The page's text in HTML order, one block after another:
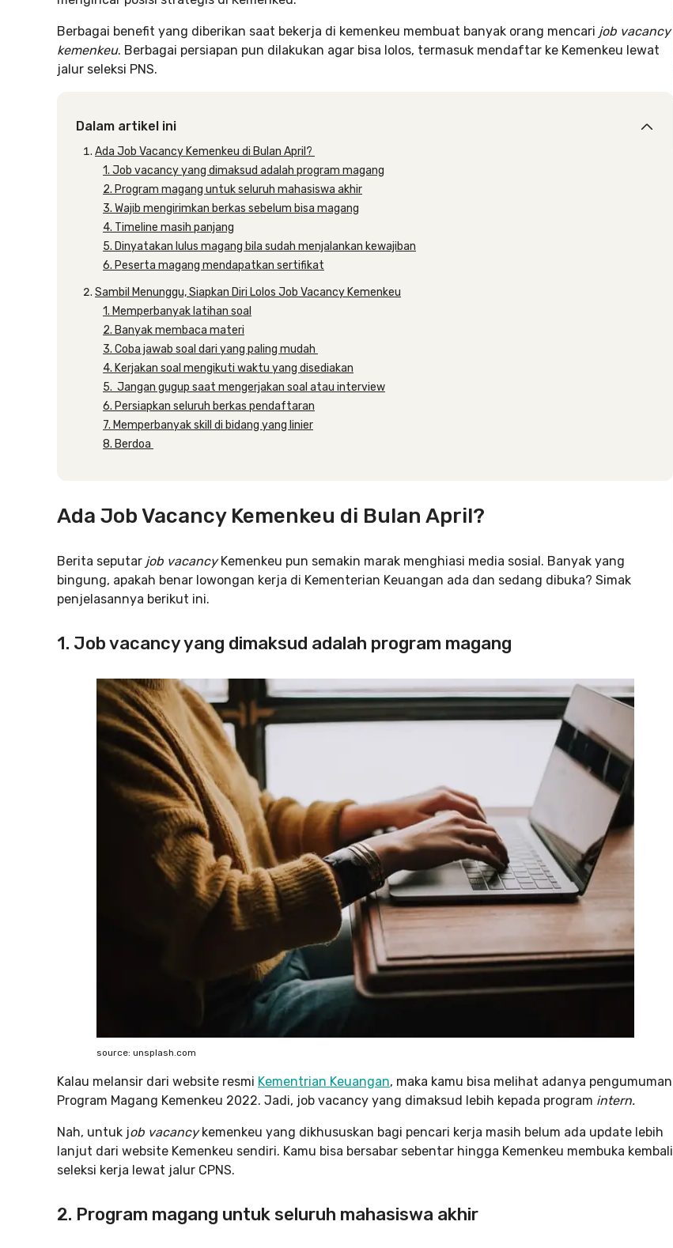
Berbagai benefit yang diberikan saat bekerja di kemenkeu membuat banyak orang mencari job vacancy
kemenkeu. Berbagai persiapan pun dilakukan agar bisa lolos, termasuk mendaftar ke Kemenkeu lewat
jalur seleksi PNS.
Dalam artikel ini
Ada Job Vacancy Kemenkeu di Bulan April?
1. Job vacancy yang dimaksud adalah program magang
2. Program magang untuk seluruh mahasiswa akhir
3. Wajib mengirimkan berkas sebelum bisa magang
4. Timeline masih panjang
5. Dinyatakan lulus magang bila sudah menjalankan kewajiban
6. Peserta magang mendapatkan sertifikat
Sambil Menunggu, Siapkan Diri Lolos Job Vacancy Kemenkeu
1. Memperbanyak latihan soal
2. Banyak membaca materi
3. Coba jawab soal dari yang paling mudah
4. Kerjakan soal mengikuti waktu yang disediakan
5. Jangan gugup saat mengerjakan soal atau interview
6. Persiapkan seluruh berkas pendaftaran
7. Memperbanyak skill di bidang yang linier
8. Berdoa
Ada Job Vacancy Kemenkeu di Bulan April?
Berita seputar job vacancyKemenkeu pun semakin marak menghiasi media sosial. Banyak yang
bingung, apakah benar lowongan kerja di Kementerian Keuangan ada dan sedang dibuka? Simak
penjelasannya berikut ini.
1. Job vacancy yang dimaksud adalah program magang
source: unsplash.com
Kalau melansir dari website resmi Kementrian Keuangan, maka kamu bisa melihat adanya pengumuman
Program Magang Kemenkeu 2022. Jadi, job vacancy yang dimaksud lebih kepada program intern.
Nah, untuk job vacancykemenkeu yang dikhususkan bagi pencari kerja masih belum ada update lebih
lanjut dari website Kemenkeu sendiri. Kamu bisa bersabar sebentar hingga Kemenkeu membuka kembali
seleksi kerja lewat jalur CPNS.
2. Program magang untuk seluruh mahasiswa akhir